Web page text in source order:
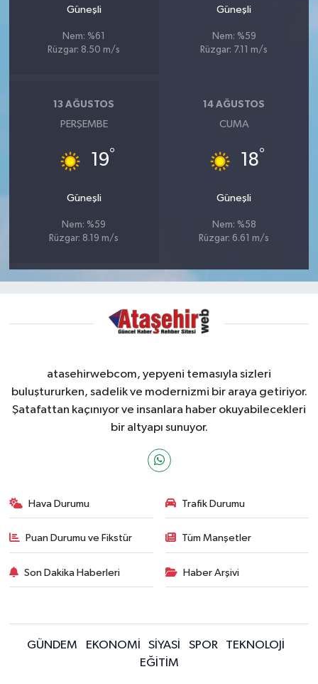
Güneşli
Nem: %61
Rüzgar: 8.50 m/s
Güneşli
Nem: %59
Rüzgar: 7.11 m/s
13 AĞUSTOS
PERŞEMBE
19°
Güneşli
Nem: %59
Rüzgar: 8.19 m/s
14 AĞUSTOS
CUMA
18°
Güneşli
Nem: %58
Rüzgar: 6.61 m/s
atasehirwebcom, yepyeni temasıyla sizleri
buluştururken, sadelik ve modernizmi bir araya getiriyor.
Şatafattan kaçınıyor ve insanlara haber okuyabilecekleri
bir altyapı sunuyor.
Hava Durumu Trafik Durumu
Puan Durumu ve Fikstür Tüm Manşetler
Son Dakika Haberleri Haber Arşivi
GÜNDEM EKONOMİ SİYASİ SPOR
TEKNOLOJİ
EĞİTİM